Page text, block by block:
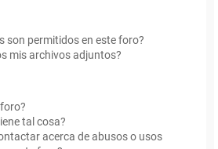
son permitidos en este foro?
mis archivos adjuntos?
tal cosa?
acerca de abusos o usos